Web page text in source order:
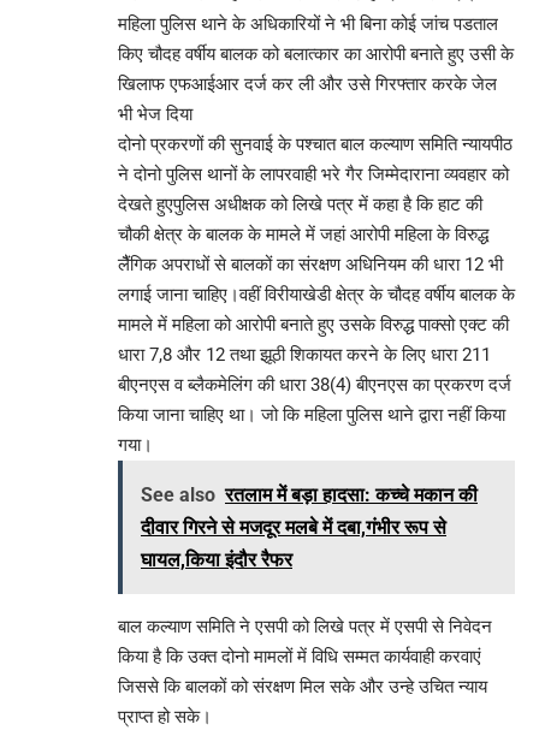
महिला पुलिस थाने के अधिकारियों ने भी बिना कोई जांच पडताल
किए चौदह वर्षीय बालक को बलात्कार का आरोपी बनाते हुए उसी के
खिलाफ एफआईआर दर्ज कर ली और उसे गिरफ्तार करके जेल
भी भेज दिया
दोनो प्रकरणों की सुनवाई के पश्चात बाल कल्याण समिति न्यायपीठ
ने दोनो पुलिस थानों के लापरवाही भरे गैर जिम्मेदाराना व्यवहार को
देखते हुएपुलिस अधीक्षक को लिखे पत्र में कहा है कि हाट की
चौकी क्षेत्र के बालक के मामले में जहां आरोपी महिला के विरुद्ध
लैैंगिक अपराधों से बालकों का संरक्षण अधिनियम की धारा 12 भी
लगाई जाना चाहिए।वहीं विरीयाखेडी क्षेत्र के चौदह वर्षीय बालक के
मामले में महिला को आरोपी बनाते हुए उसके विरुद्ध पाक्सो एक्ट की
धारा 7,8 और 12 तथा झूठी शिकायत करने के लिए धारा 211
बीएनएस व ब्लैकमेलिंग की धारा 38(4) बीएनएस का प्रकरण दर्ज
किया जाना चाहिए था। जो कि महिला पुलिस थाने द्वारा नहीं किया
गया।
See also रतलाम में बड़ा हादसा: कच्चे मकान की
दीवार गिरने से मजदूर मलबे में दबा,गंभीर रूप से
घायल,किया इंदौर रैफर
बाल कल्याण समिति ने एसपी को लिखे पत्र में एसपी से निवेदन
किया है कि उक्त दोनो मामलों में विधि सम्मत कार्यवाही करवाएं
जिससे कि बालकों को संरक्षण मिल सके और उन्हे उचित न्याय
प्राप्त हो सके।